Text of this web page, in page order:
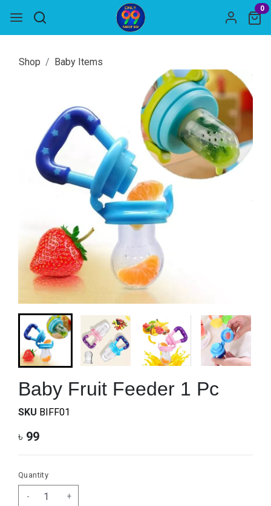
0
Shop Baby Items
Baby Fruit Feeder 1 Pc
SKU BIFF01
৳ 99
Quantity
- +